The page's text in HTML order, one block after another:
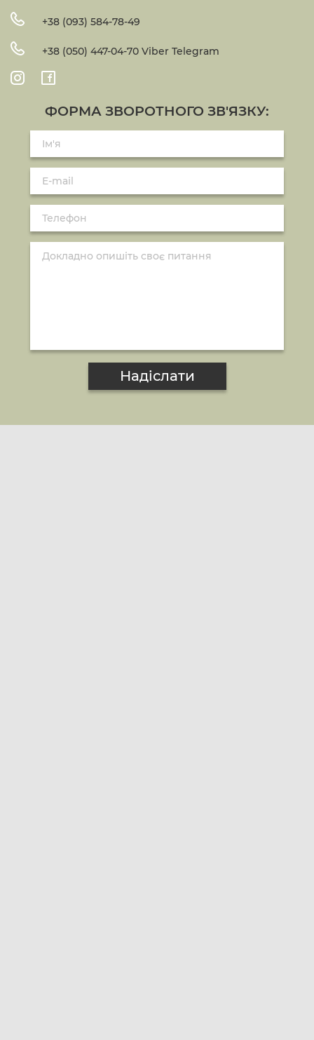
+38 (093) 584-78-49
+38 (050) 447-04-70 Viber Telegram
ФОРМА ЗВОРОТНОГО ЗВ'ЯЗКУ:
Надіслати